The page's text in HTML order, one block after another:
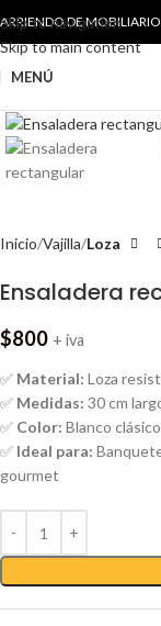
Skip to navigation
Skip to main content
ARRIENDO DE
MENÚ
Inicio Vajilla Loza
Ensaladera
$800 + iva
✅ Material: Loza
✅ Medidas: 30 cm
✅ Color: Blanco clásico
✅ Ideal para:
gourmet